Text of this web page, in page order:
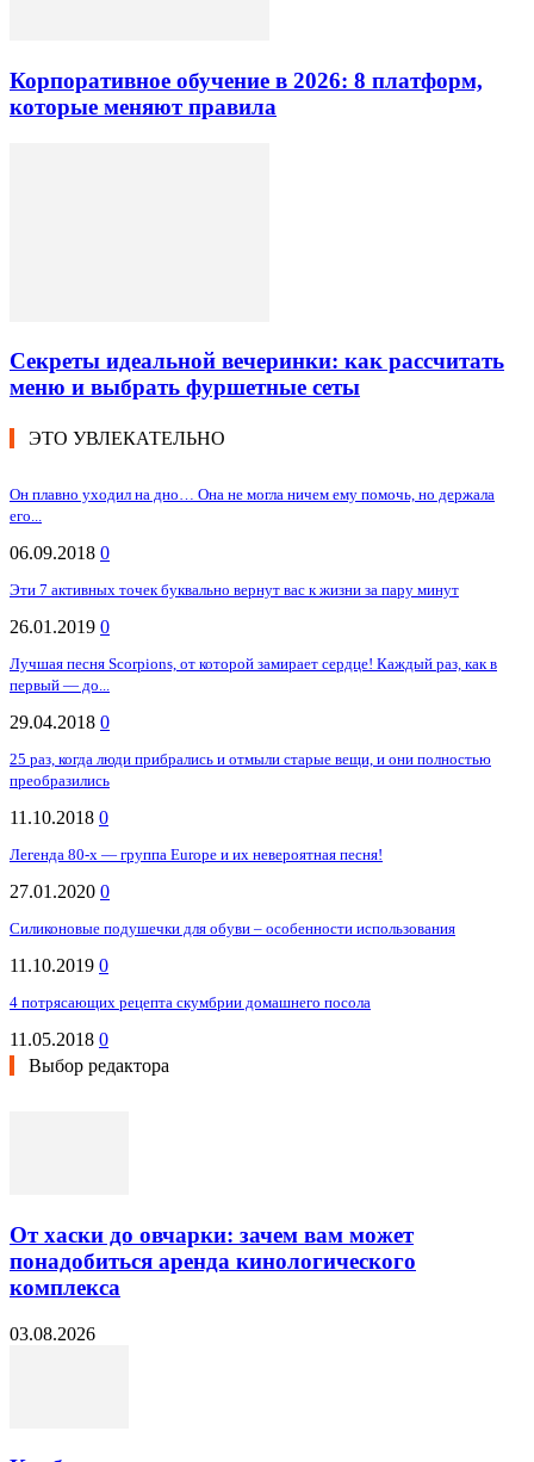
Корпоративное обучение в 2026: 8 платформ,
которые меняют правила
Секреты идеальной вечеринки: как рассчитать
меню и выбрать фуршетные сеты
ЭТО УВЛЕКАТЕЛЬНО
Он плавно уходил на дно… Она не могла ничем ему помочь, но держала
его...
06.09.2018 0
Эти 7 активных точек буквально вернут вас к жизни за пару минут
26.01.2019 0
Лучшая песня Scorpions, от которой замирает сердце! Каждый раз, как в
первый — до...
29.04.2018 0
25 раз, когда люди прибрались и отмыли старые вещи, и они полностью
преобразились
11.10.2018 0
Легенда 80-х — группа Europe и их невероятная песня!
27.01.2020 0
Силиконовые подушечки для обуви – особенности использования
11.10.2019 0
4 потрясающих рецепта скумбрии домашнего посола
11.05.2018 0
Выбор редактора
От хаски до овчарки: зачем вам может
понадобиться аренда кинологического
комплекса
03.08.2026